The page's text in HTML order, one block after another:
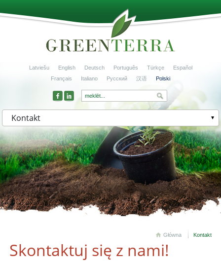
Latviešu English Deutsch Português Türkçe
Español
Français
Italiano Русский 汉语 Polski
Kontakt
Główna Kontakt
Skontaktuj się z nami!